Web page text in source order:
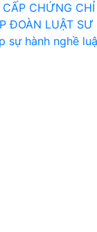
CHỨNG
ĐOÀN LUẬT
sự hành nghề